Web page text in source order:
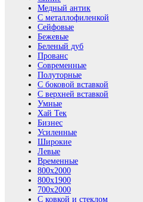
Медный антик
С металлофиленкой
Сейфовые
Бежевые
Беленый дуб
Прованс
Современные
Полуторные
С боковой вставкой
С верхней вставкой
Умные
Хай Тек
Бизнес
Усиленные
Широкие
Левые
Временные
800х2000
800x1900
700x2000
С ковкой и стеклом